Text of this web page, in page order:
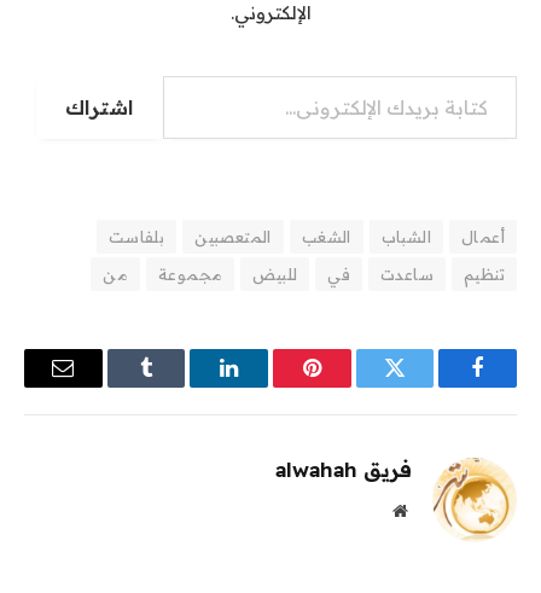
الإلكتروني.
كتابة بريدك الإلكتروني...
اشتراك
أعمال الشباب الشغب المتعصبين
بلفاست
تنظيم
ساعدت في للبيض مجموعة من
فيسبوك تويتر بينتيريستلينكدإن Tumblr
البريد
فريق alwahah
موقع